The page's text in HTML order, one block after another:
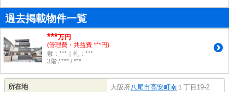
過去掲載物件一覧
***万円
(管理費・共益費 ***円)
敷：***｜礼：***
3階 / *** / ***
所在地 大阪府八尾市高安町南 １丁目19-2